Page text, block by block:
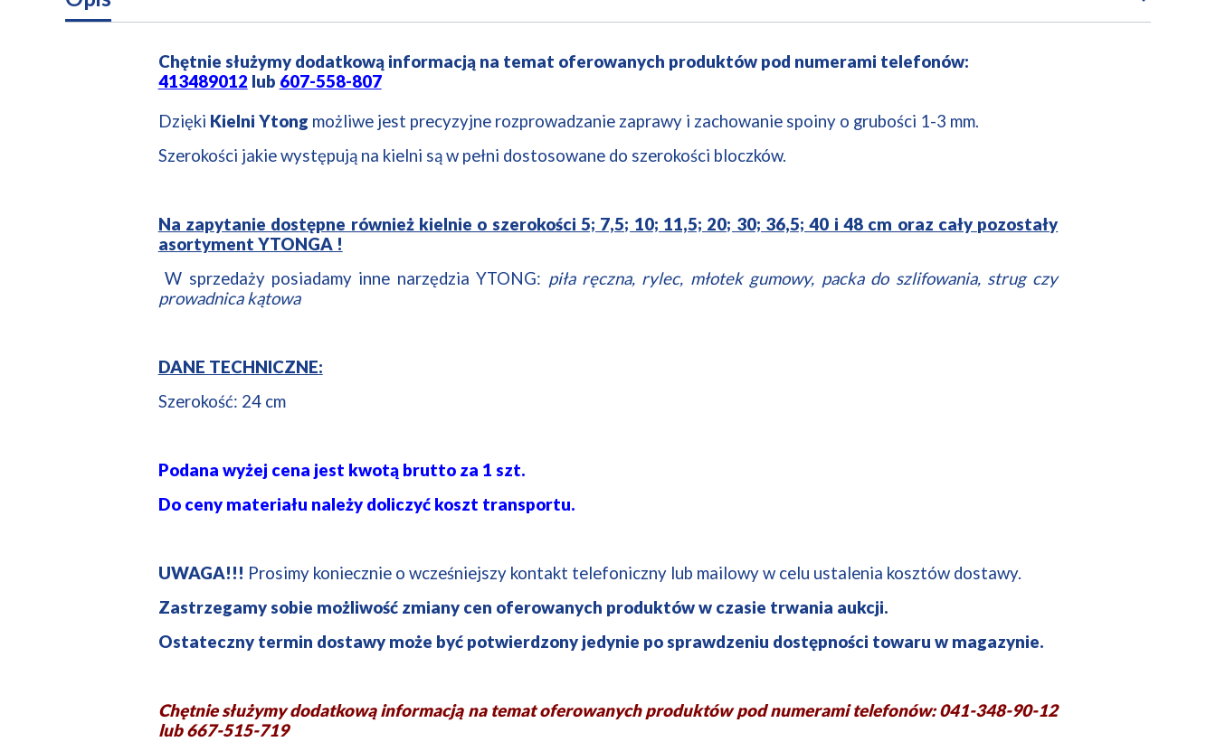
Chętnie służymy dodatkową informacją na temat oferowanych produktów pod numerami telefonów:
413489012 lub 607-558-807
Dzięki Kielni Ytong możliwe jest precyzyjne rozprowadzanie zaprawy i zachowanie spoiny o grubości 1-3 mm.
Szerokości jakie występują na kielni są w pełni dostosowane do szerokości bloczków.
Na zapytanie dostępne również kielnie o szerokości 5; 7,5; 10; 11,5; 20; 30; 36,5; 40 i 48 cm oraz cały pozostały
asortyment YTONGA !
W sprzedaży posiadamy inne narzędzia YTONG: piła ręczna, rylec, młotek gumowy, packa do szlifowania, strug czy
prowadnica kątowa
DANE TECHNICZNE:
Szerokość: 24 cm
Podana wyżej cena jest kwotą brutto za 1 szt.
Do ceny materiału należy doliczyć koszt transportu.
UWAGA!!! Prosimy koniecznie o wcześniejszy kontakt telefoniczny lub mailowy w celu ustalenia kosztów dostawy.
Zastrzegamy sobie możliwość zmiany cen oferowanych produktów w czasie trwania aukcji.
Ostateczny termin dostawy może być potwierdzony jedynie po sprawdzeniu dostępności towaru w magazynie.
Chętnie służymy dodatkową informacją na temat oferowanych produktów pod numerami telefonów: 041-348-90-12
lub 667-515-719